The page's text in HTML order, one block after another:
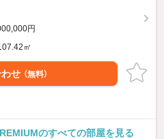
円
㎡
せ （無料）
のすべての部屋を見る